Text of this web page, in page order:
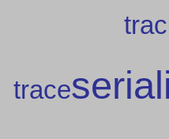
trace